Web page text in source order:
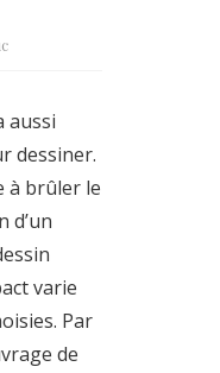
aussi
dessiner.
à brûler le
d’un
varie
Par
de